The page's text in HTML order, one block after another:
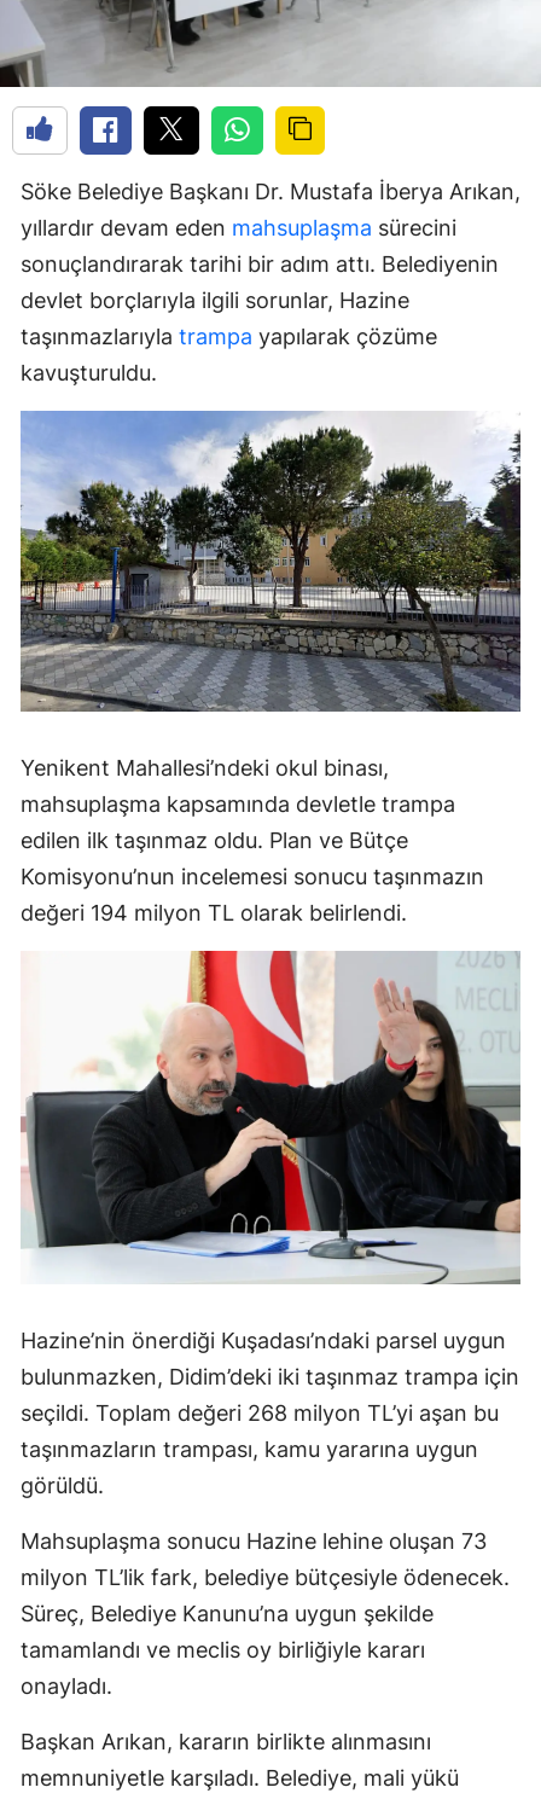
Söke Belediye Başkanı Dr. Mustafa İberya Arıkan,
yıllardır devam eden mahsuplaşma sürecini
sonuçlandırarak tarihi bir adım attı. Belediyenin
devlet borçlarıyla ilgili sorunlar, Hazine
taşınmazlarıyla trampa yapılarak çözüme
kavuşturuldu.
Yenikent Mahallesi’ndeki okul binası,
mahsuplaşma kapsamında devletle trampa
edilen ilk taşınmaz oldu. Plan ve Bütçe
Komisyonu’nun incelemesi sonucu taşınmazın
değeri 194 milyon TL olarak belirlendi.
Hazine’nin önerdiği Kuşadası’ndaki parsel uygun
bulunmazken, Didim’deki iki taşınmaz trampa için
seçildi. Toplam değeri 268 milyon TL’yi aşan bu
taşınmazların trampası, kamu yararına uygun
görüldü.
Mahsuplaşma sonucu Hazine lehine oluşan 73
milyon TL’lik fark, belediye bütçesiyle ödenecek.
Süreç, Belediye Kanunu’na uygun şekilde
tamamlandı ve meclis oy birliğiyle kararı
onayladı.
Başkan Arıkan, kararın birlikte alınmasını
memnuniyetle karşıladı. Belediye, mali yükü